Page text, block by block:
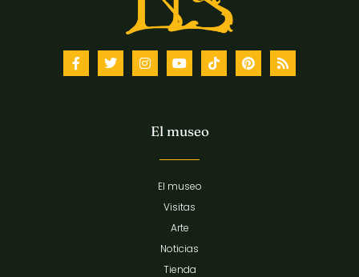
El museo
El museo
Visitas
Arte
Noticias
Tienda